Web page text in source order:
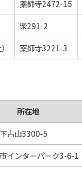
薬師寺2472-15
柴291-2
薬師寺3221-3
所在地
古山3300-5
インターパーク3-6-1